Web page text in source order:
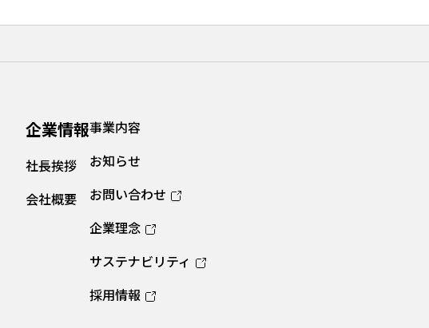
企業情報
社長挨拶
会社概要
事業内容
お知らせ
お問い合わせ
企業理念
サステナビリティ
採用情報